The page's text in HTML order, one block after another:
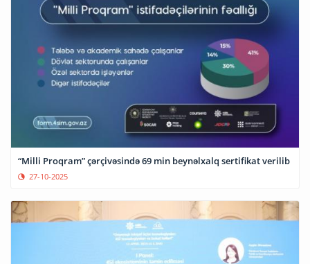
“Milli Proqram” çərçivəsində 69 min beynəlxalq sertifikat verilib
27-10-2025